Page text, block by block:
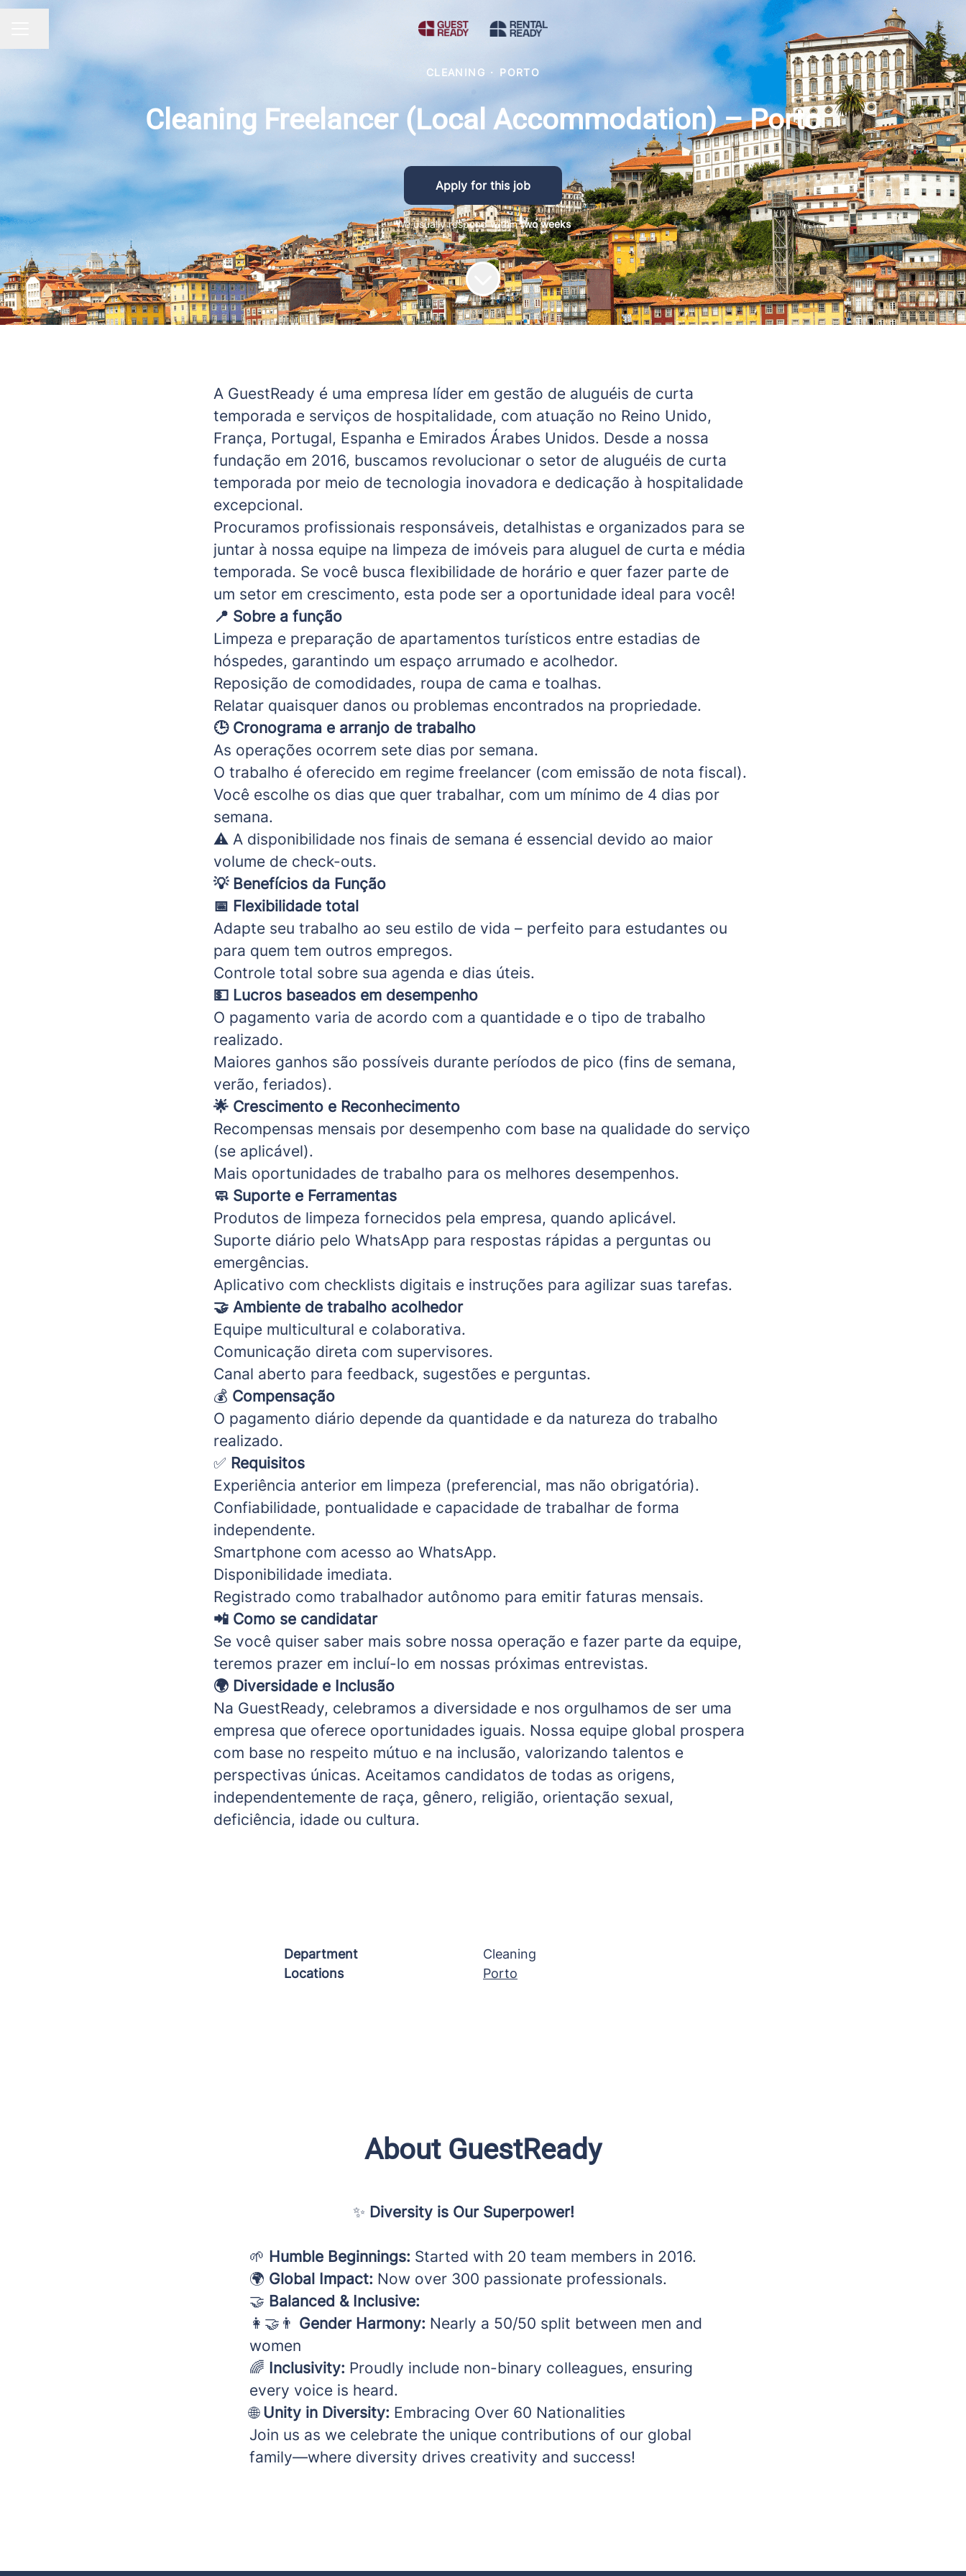
CLEANING · PORTO
Cleaning Freelancer (Local Accommodation) – Porto
Apply for this job
We usually respond withintwo weeks
A GuestReady é uma empresa líder em gestão de aluguéis de curta
temporada e serviços de hospitalidade, com atuação no Reino Unido,
França, Portugal, Espanha e Emirados Árabes Unidos. Desde a nossa
fundação em 2016, buscamos revolucionar o setor de aluguéis de curta
temporada por meio de tecnologia inovadora e dedicação à hospitalidade
excepcional.
Procuramos profissionais responsáveis, detalhistas e organizados para se
juntar à nossa equipe na limpeza de imóveis para aluguel de curta e média
temporada. Se você busca flexibilidade de horário e quer fazer parte de
um setor em crescimento, esta pode ser a oportunidade ideal para você!
📍 Sobre a função
Limpeza e preparação de apartamentos turísticos entre estadias de
hóspedes, garantindo um espaço arrumado e acolhedor.
Reposição de comodidades, roupa de cama e toalhas.
Relatar quaisquer danos ou problemas encontrados na propriedade.
🕒 Cronograma e arranjo de trabalho
As operações ocorrem sete dias por semana.
O trabalho é oferecido em regime freelancer (com emissão de nota fiscal).
Você escolhe os dias que quer trabalhar, com um mínimo de 4 dias por
semana.
⚠ A disponibilidade nos finais de semana é essencial devido ao maior
volume de check-outs.
💡 Benefícios da Função
📅 Flexibilidade total
Adapte seu trabalho ao seu estilo de vida – perfeito para estudantes ou
para quem tem outros empregos.
Controle total sobre sua agenda e dias úteis.
💵 Lucros baseados em desempenho
O pagamento varia de acordo com a quantidade e o tipo de trabalho
realizado.
Maiores ganhos são possíveis durante períodos de pico (fins de semana,
verão, feriados).
🌟 Crescimento e Reconhecimento
Recompensas mensais por desempenho com base na qualidade do serviço
(se aplicável).
Mais oportunidades de trabalho para os melhores desempenhos.
🧼 Suporte e Ferramentas
Produtos de limpeza fornecidos pela empresa, quando aplicável.
Suporte diário pelo WhatsApp para respostas rápidas a perguntas ou
emergências.
Aplicativo com checklists digitais e instruções para agilizar suas tarefas.
🤝 Ambiente de trabalho acolhedor
Equipe multicultural e colaborativa.
Comunicação direta com supervisores.
Canal aberto para feedback, sugestões e perguntas.
💰 Compensação
O pagamento diário depende da quantidade e da natureza do trabalho
realizado.
✅ Requisitos
Experiência anterior em limpeza (preferencial, mas não obrigatória).
Confiabilidade, pontualidade e capacidade de trabalhar de forma
independente.
Smartphone com acesso ao WhatsApp.
Disponibilidade imediata.
Registrado como trabalhador autônomo para emitir faturas mensais.
📲 Como se candidatar
Se você quiser saber mais sobre nossa operação e fazer parte da equipe,
teremos prazer em incluí-lo em nossas próximas entrevistas.
🌍 Diversidade e Inclusão
Na GuestReady, celebramos a diversidade e nos orgulhamos de ser uma
empresa que oferece oportunidades iguais. Nossa equipe global prospera
com base no respeito mútuo e na inclusão, valorizando talentos e
perspectivas únicas. Aceitamos candidatos de todas as origens,
independentemente de raça, gênero, religião, orientação sexual,
deficiência, idade ou cultura.
Department
Cleaning
Locations
Porto
About GuestReady
✨ Diversity is Our Superpower!
🌱 Humble Beginnings: Started with 20 team members in 2016.
🌍 Global Impact: Now over 300 passionate professionals.
🤝 Balanced & Inclusive:
👩‍🤝‍👨 Gender Harmony: Nearly a 50/50 split between men and
women
🌈 Inclusivity: Proudly include non-binary colleagues, ensuring
every voice is heard.
🌐 Unity in Diversity: Embracing Over 60 Nationalities
Join us as we celebrate the unique contributions of our global
family—where diversity drives creativity and success!